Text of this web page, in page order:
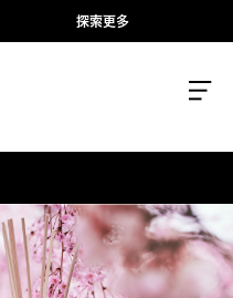
探索更多